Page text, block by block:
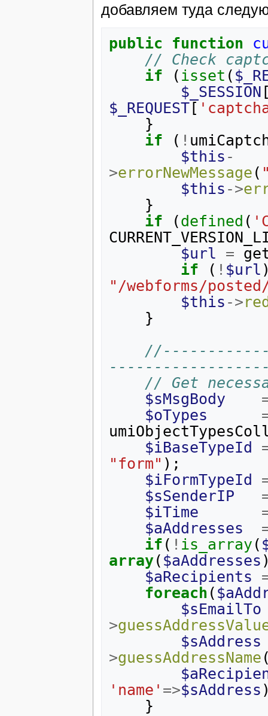
добавляем туда
public function
// Check
if
( isset (
$_SESSION
$_REQUEST [
}
if
( !
$this -
>errorNewMessage (
$this ->
}
if
(defined (
$url
=
if
( ! $url
"/webforms/
$this ->
}
// Get
$sMsgBody
$oTypes
$iBaseTypeId
"form" );
$iFormTypeId
$sSenderIP
$iTime
$aAddresses
if ( ! is_array (
array( $aAddresses
$aRecipients
foreach (
$sEmailTo
>
$sAddress
>guessAddressName
'name' =>$sAddress
}